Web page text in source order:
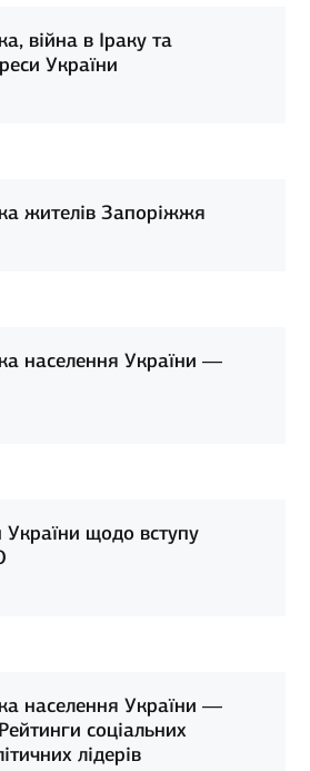
війна в Іраку та
України
жителів Запоріжжя
населення України —
щодо вступу
населення України —
соціальних
лідерів